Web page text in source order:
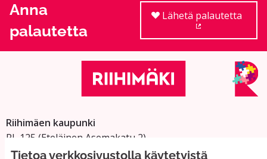
Tietoa verkkosivustolla käytetyistä
Anna
palautetta
Lähetä palautetta
Riihimäen kaupunki
PL 125 (Eteläinen Asemakatu 2)
11101 Riihimäki